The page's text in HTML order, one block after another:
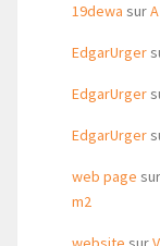
19dewa sur
EdgarUrger
EdgarUrger
EdgarUrger
web page sur
m2